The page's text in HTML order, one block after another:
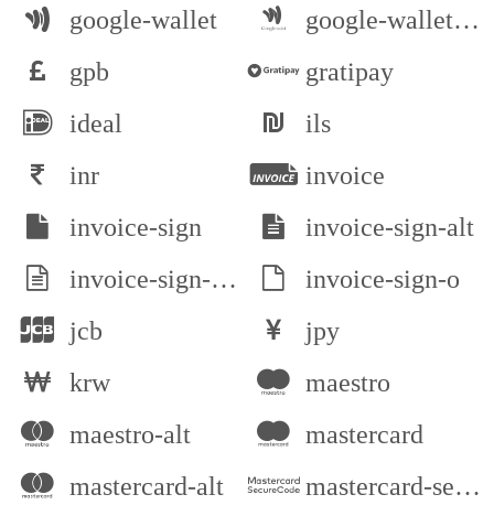
google-wallet
google-wallet-alt
gpb
gratipay
ideal
ils
inr
invoice
invoice-sign
invoice-sign-alt
invoice-sign-alt-o
invoice-sign-o
jcb
jpy
krw
maestro
maestro-alt
mastercard
mastercard-alt
mastercard-securecode